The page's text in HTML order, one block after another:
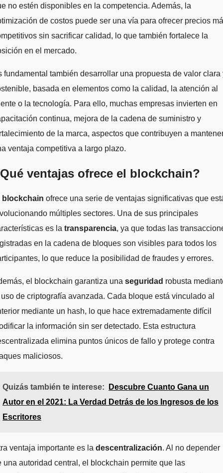
no estén disponibles en la competencia. Además, la
de costos puede ser una vía para ofrecer precios
sin sacrificar calidad, lo que también fortalece la
en el mercado.
fundamental también desarrollar una propuesta de valor clara
basada en elementos como la calidad, la atención al
o la tecnología. Para ello, muchas empresas invierten en
continua, mejora de la cadena de suministro y
de la marca, aspectos que contribuyen a
ventaja competitiva a largo plazo.
ventajas ofrece el blockchain?
blockchain ofrece una serie de ventajas significativas que
múltiples sectores. Una de sus principales
es la transparencia, ya que todas las
en la cadena de bloques son visibles para todos los
lo que reduce la posibilidad de fraudes y errores.
el blockchain garantiza una seguridad robusta
de criptografía avanzada. Cada bloque está vinculado al
mediante un hash, lo que hace extremadamente difícil
la información sin ser detectado. Esta estructura
elimina puntos únicos de fallo y protege contra
maliciosos.
Quizás también te interese:
Descubre Cuanto Gana un
Autor en el 2021: La Verdad Detrás de los Ingresos de los
Escritores
ventaja importante es la descentralización. Al no depender
una autoridad central, el blockchain permite que las